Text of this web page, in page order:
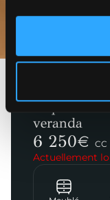
Photos
Duplex
veranda
6 250€ CC
Actuellement